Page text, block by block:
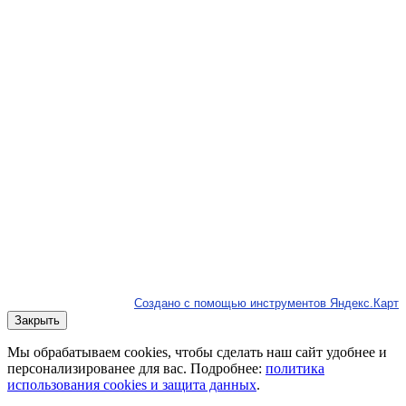
Создано с помощью инструментов Яндекс.Карт
Закрыть
Мы обрабатываем cookies, чтобы сделать наш сайт удобнее и
персонализированее для вас. Подробнее: политика
использования cookies и защита данных.